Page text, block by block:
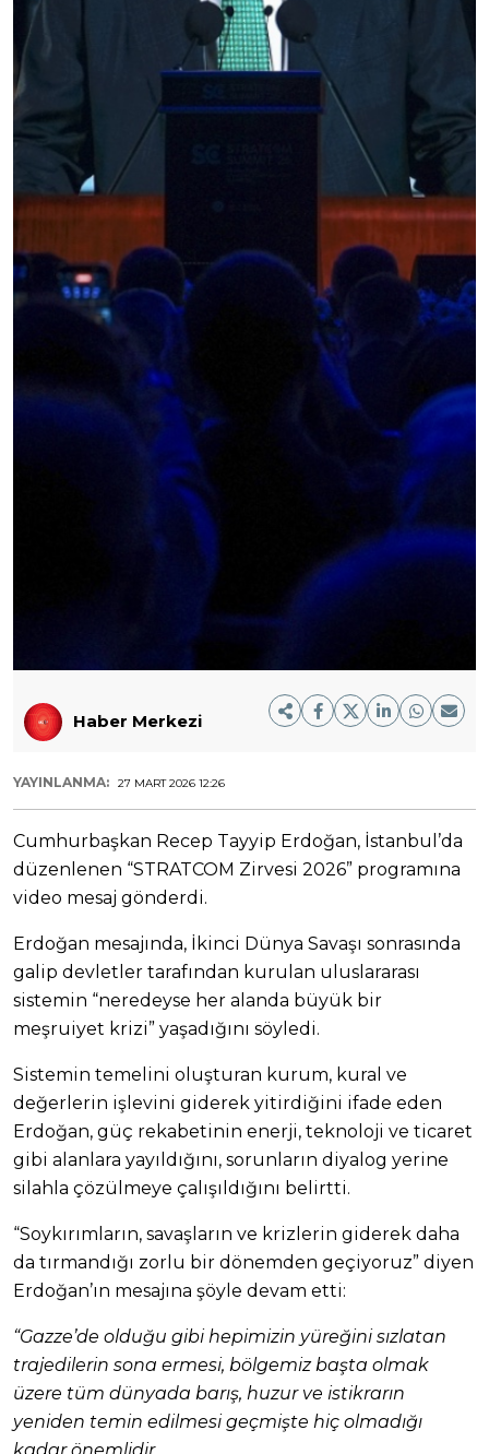
Haber Merkezi
YAYINLANMA: 27 MART 2026 12:26
Cumhurbaşkan Recep Tayyip Erdoğan, İstanbul’da
düzenlenen “STRATCOM Zirvesi 2026” programına
video mesaj gönderdi.
Erdoğan mesajında, İkinci Dünya Savaşı sonrasında
galip devletler tarafından kurulan uluslararası
sistemin “neredeyse her alanda büyük bir
meşruiyet krizi” yaşadığını söyledi.
Sistemin temelini oluşturan kurum, kural ve
değerlerin işlevini giderek yitirdiğini ifade eden
Erdoğan, güç rekabetinin enerji, teknoloji ve ticaret
gibi alanlara yayıldığını, sorunların diyalog yerine
silahla çözülmeye çalışıldığını belirtti.
“Soykırımların, savaşların ve krizlerin giderek daha
da tırmandığı zorlu bir dönemden geçiyoruz” diyen
Erdoğan’ın mesajına şöyle devam etti:
“Gazze’de olduğu gibi hepimizin yüreğini sızlatan
trajedilerin sona ermesi, bölgemiz başta olmak
üzere tüm dünyada barış, huzur ve istikrarın
yeniden temin edilmesi geçmişte hiç olmadığı
kadar önemlidir.